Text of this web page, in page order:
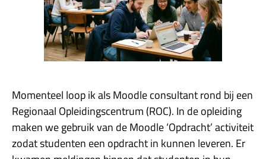
Momenteel loop ik als Moodle consultant rond bij een
Regionaal Opleidingscentrum (ROC). In de opleiding
maken we gebruik van de Moodle ‘Opdracht’ activiteit
zodat studenten een opdracht in kunnen leveren. Er